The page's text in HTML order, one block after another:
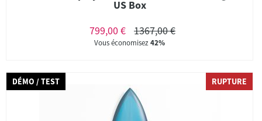
US Box
799,00 €
1367,00 €
Vous économisez42%
DÉMO / TEST RUPTURE